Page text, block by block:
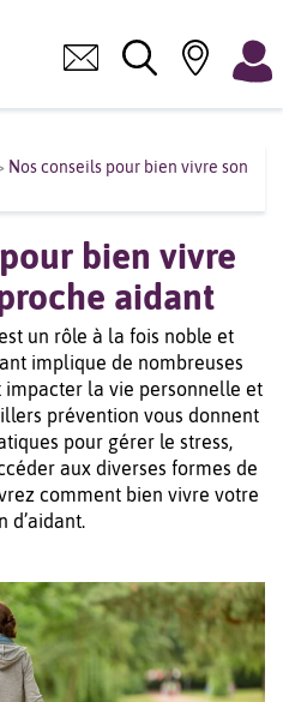
Nos conseils pour bien vivre son
bien vivre
aidant
un rôle à la fois noble et
implique de nombreuses
la vie personnelle et
prévention vous donnent
pour gérer le stress,
aux diverses formes de
comment bien vivre votre
d’aidant.